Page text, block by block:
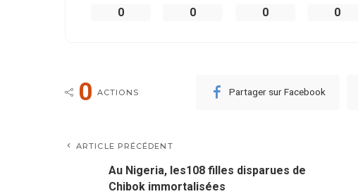
0 0 0 0
0 ACTIONS Partager sur Facebook
ARTICLE PRÉCÉDENT
Au Nigeria, les108 filles disparues de
Chibok immortalisées